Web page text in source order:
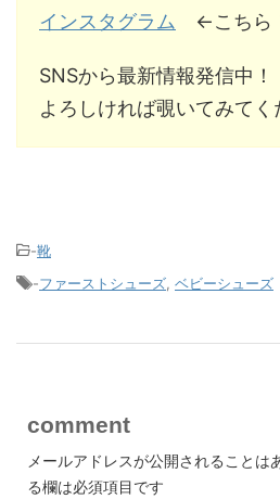
インスタグラム ←こちら
SNSから最新情報発信中！
よろしければ覗いてみて
-靴
-ファーストシューズ ベビーシューズ
comment
メールアドレスが公開されることは
る欄は必須項目です